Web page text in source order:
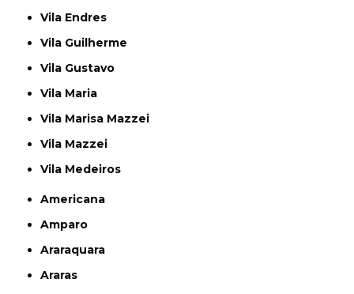
Vila Endres
Vila Guilherme
Vila Gustavo
Vila Maria
Vila Marisa Mazzei
Vila Mazzei
Vila Medeiros
Americana
Amparo
Araraquara
Araras